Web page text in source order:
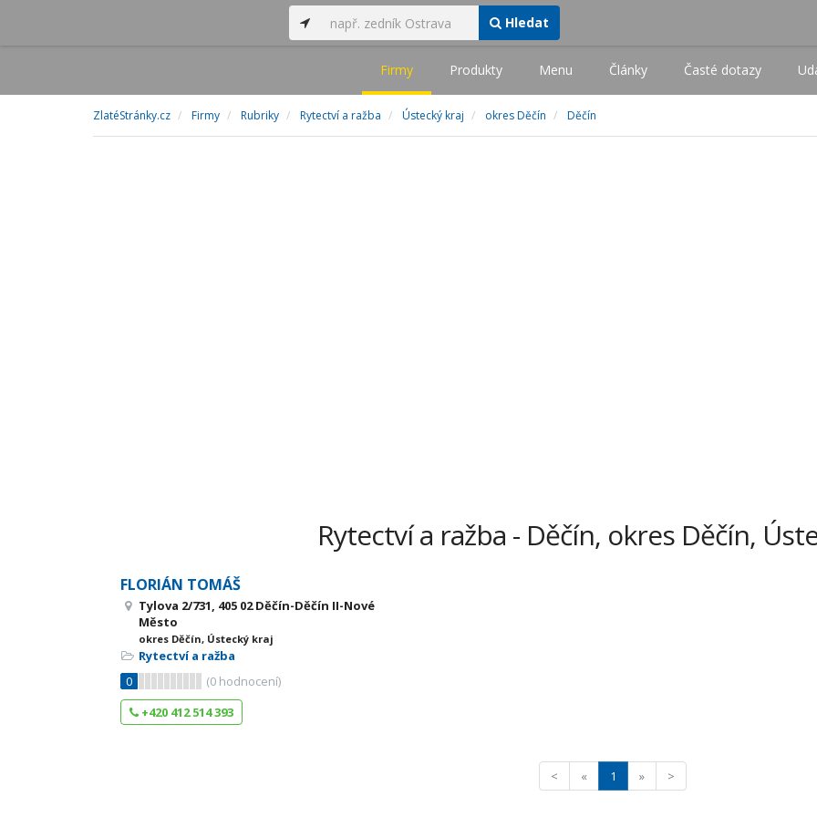
Hledat
Firmy Produkty Menu Články Časté dotazy
ZlatéStránky.cz Firmy Rubriky Rytectví a ražba Ústecký kraj okres Děčín Děčín
Rytectví a ražba - Děčín, okres Děčín,
FLORIÁN TOMÁŠ
Tylova 2/731, 405 02 Děčín-Děčín II-Nové
Město
okres Děčín, Ústecký kraj
Rytectví a ražba
0
(0 hodnocení)
+420 412 514 393
< « 1 » >